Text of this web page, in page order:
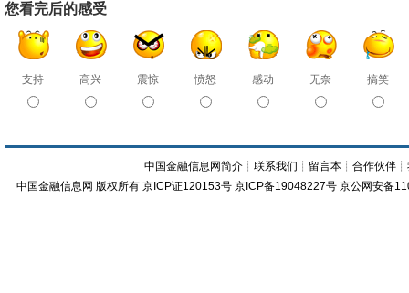
您看完后的感受
支持 高兴 震惊 愤怒 感动 无奈 搞笑
中国金融信息网简介 ┊联系我们 ┊ 留言本 ┊合作伙伴 ┊
中国金融信息网 版权所有 京ICP证120153号 京ICP备19048227号 京公网安备